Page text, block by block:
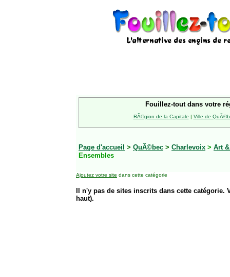
Fouillez-tout dans votre
RÃ©gion de la Capitale | Ville de
Page d'accueil > QuÃ©bec > Charlevoix > Art
Ensembles
Ajoutez votre site dans cette catégorie
Il n'y pas de sites inscrits dans cette
haut).